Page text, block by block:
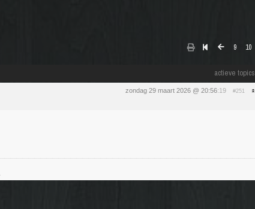
9 10
actieve topics
zondag 29 maart 2026 @ 20:56:19 #251